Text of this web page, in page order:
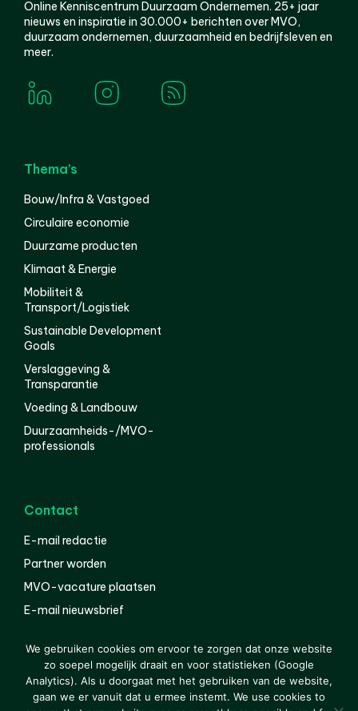
Online Kenniscentrum Duurzaam Ondernemen. 25+ jaar
nieuws en inspiratie in 30.000+ berichten over MVO,
duurzaam ondernemen, duurzaamheid en bedrijfsleven en
meer.
Thema’s
Bouw/Infra & Vastgoed
Circulaire economie
Duurzame producten
Klimaat & Energie
Mobiliteit &
Transport/Logistiek
Sustainable Development
Goals
Verslaggeving &
Transparantie
Voeding & Landbouw
Duurzaamheids-/MVO-
professionals
Contact
E-mail redactie
Partner worden
MVO-vacature plaatsen
E-mail nieuwsbrief
© 2000-2026 Van der Molen EIS Colofon
Disclaimer
We gebruiken cookies om ervoor te zorgen dat onze website
zo soepel mogelijk draait en voor statistieken (Google
Analytics). Als u doorgaat met het gebruiken van de website,
gaan we er vanuit dat u ermee instemt. We use cookies to